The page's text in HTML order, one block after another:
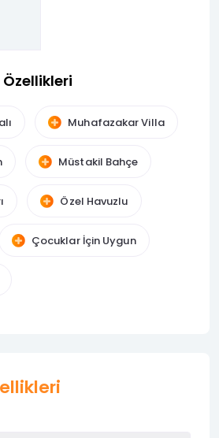
Özellikleri
Muhafazakar Villa
Müstakil Bahçe
Özel Havuzlu
Çocuklar İçin Uygun